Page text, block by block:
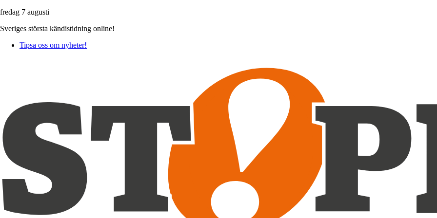
fredag 7 augusti
Sveriges största kändistidning online!
Tipsa oss om nyheter!